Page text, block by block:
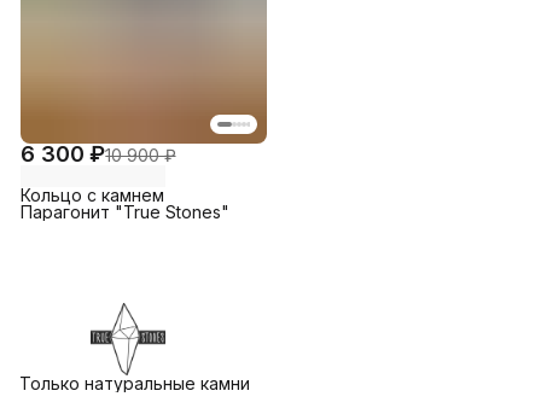
6 300 ₽10 900 ₽
Кольцо с камнем
Парагонит "True Stones"
Только натуральные камни